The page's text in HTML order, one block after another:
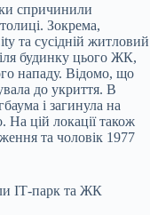
спричинили
Зокрема,
та сусідній житловий
будинку цього ЖК,
нападу. Відомо, що
до укриття. В
і загинула на
На цій локації також
та чоловік 1977
ІТ-парк та ЖК